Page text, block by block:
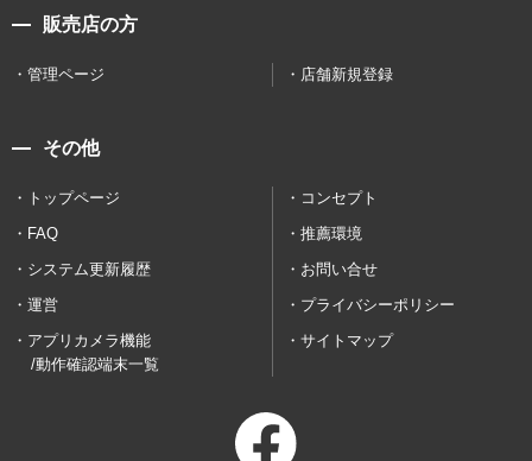
販売店の方
管理ページ 店舗新規登録
その他
トップページ
コンセプト
FAQ
推薦環境
システム更新履歴
お問い合せ
運営
プライバシーポリシー
アプリカメラ機能
/動作確認端末一覧
サイトマップ